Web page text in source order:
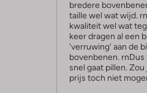
n
bredere
taille wel wat wijd.
kwaliteit wel wat
keer dragen al een
'verruwing' aan de
bovenbenen.
snel gaat pillen.
prijs toch niet